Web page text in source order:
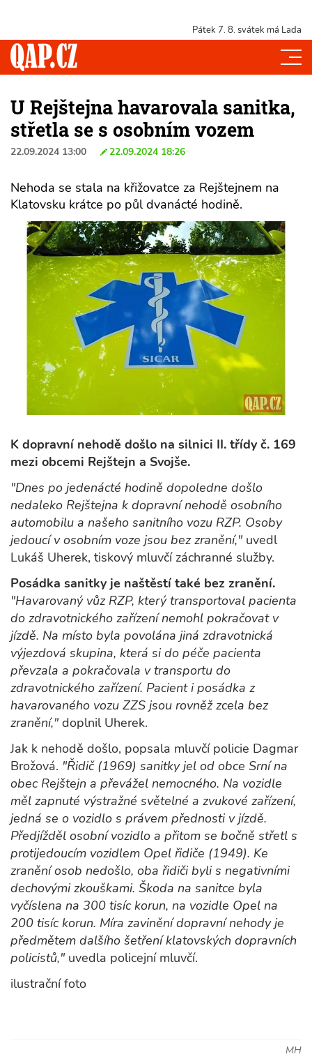
Pátek 7. 8. svátek má Lada
U Rejštejna havarovala sanitka,
střetla se s osobním vozem
22.09.2024 13:00 22.09.2024 18:26
Nehoda se stala na křižovatce za Rejštejnem na
Klatovsku krátce po půl dvanácté hodině.
K dopravní nehodě došlo na silnici II. třídy č. 169
mezi obcemi Rejštejn a Svojše.
"Dnes po jedenácté hodině dopoledne došlo
nedaleko Rejštejna k dopravní nehodě osobního
automobilu a našeho sanitního vozu RZP. Osoby
jedoucí v osobním voze jsou bez zranění," uvedl
Lukáš Uherek, tiskový mluvčí záchranné služby.
Posádka sanitky je naštěstí také bez zranění.
"Havarovaný vůz RZP, který transportoval pacienta
do zdravotnického zařízení nemohl pokračovat v
jízdě. Na místo byla povolána jiná zdravotnická
výjezdová skupina, která si do péče pacienta
převzala a pokračovala v transportu do
zdravotnického zařízení. Pacient i posádka z
havarovaného vozu ZZS jsou rovněž zcela bez
zranění," doplnil Uherek.
Jak k nehodě došlo, popsala mluvčí policie Dagmar
Brožová. "Řidič (1969) sanitky jel od obce Srní na
obec Rejštejn a převážel nemocného. Na vozidle
měl zapnuté výstražné světelné a zvukové zařízení,
jedná se o vozidlo s právem přednosti v jízdě.
Předjížděl osobní vozidlo a přitom se bočně střetl s
protijedoucím vozidlem Opel řidiče (1949). Ke
zranění osob nedošlo, oba řidiči byli s negativními
dechovými zkouškami. Škoda na sanitce byla
vyčíslena na 300 tisíc korun, na vozidle Opel na
200 tisíc korun. Míra zavinění dopravní nehody je
předmětem dalšího šetření klatovských dopravních
policistů," uvedla policejní mluvčí.
ilustrační foto
MH